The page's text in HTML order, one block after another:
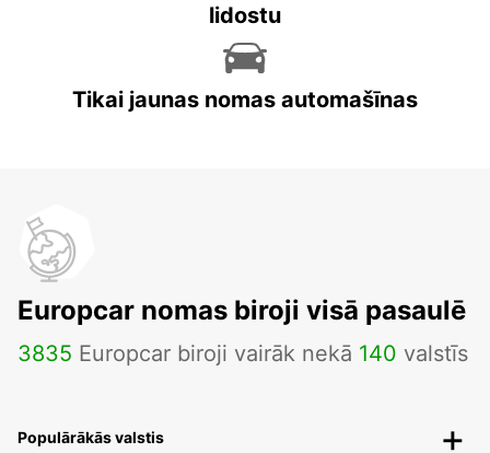
lidostu
Tikai jaunas nomas automašīnas
Europcar nomas biroji visā pasaulē
3835 Europcar biroji vairāk nekā 140 valstīs
Populārākās valstis